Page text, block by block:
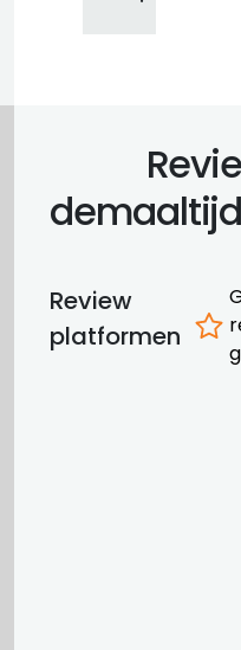
Review
platformen